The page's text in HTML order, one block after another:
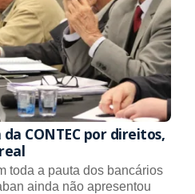
CONTEC por direitos,
toda a pauta dos bancários
ainda não apresentou